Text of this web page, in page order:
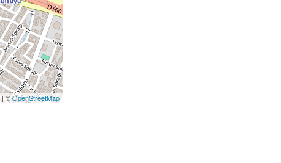
| ©OpenStreetMap